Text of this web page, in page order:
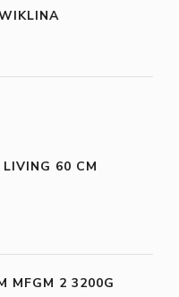
60 CM
MFGM 2 3200G